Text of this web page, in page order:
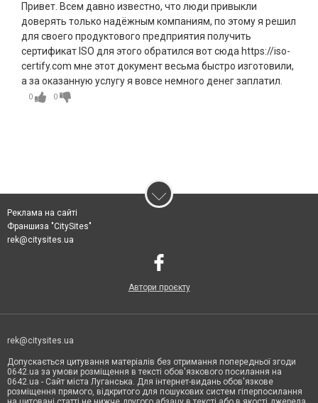
Привет. Всем давно известно, что люди привыкли
доверять только надёжным компаниям, по этому я решил
для своего продуктового предприятия получить
сертификат ISO для этого обратился вот сюда https://iso-
certify.com мне этот документ весьма быстро изготовили,
а за оказанную услугу я вовсе немного денег заплатил.
0 0
Реклама на сайті
Франшиза "CitySites"
rek@citysites.ua
Автори проєкту
rek@citysites.ua
Допускається цитування матеріалів без отримання попередньої згоди
0642.ua за умови розміщення в тексті обов'язкового посилання на
0642.ua - Сайт міста Луганська. Для інтернет-видань обов'язкове
розміщення прямого, відкритого для пошукових систем гіперпосилання